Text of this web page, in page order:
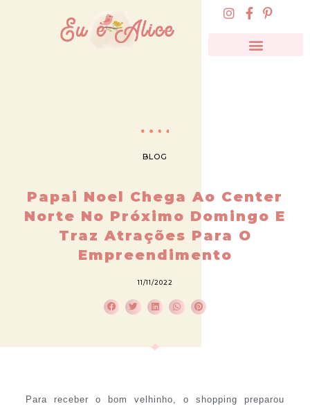
BLOG
Papai Noel Chega Ao Center
Norte No Próximo Domingo E
Traz Atrações Para O
Empreendimento
11/11/2022
Para receber o bom velhinho, o shopping preparou